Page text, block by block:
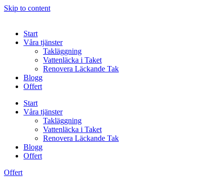
Skip to content
Start
Våra tjänster
Takläggning
Vattenläcka i Taket
Renovera Läckande Tak
Blogg
Offert
Start
Våra tjänster
Takläggning
Vattenläcka i Taket
Renovera Läckande Tak
Blogg
Offert
Offert